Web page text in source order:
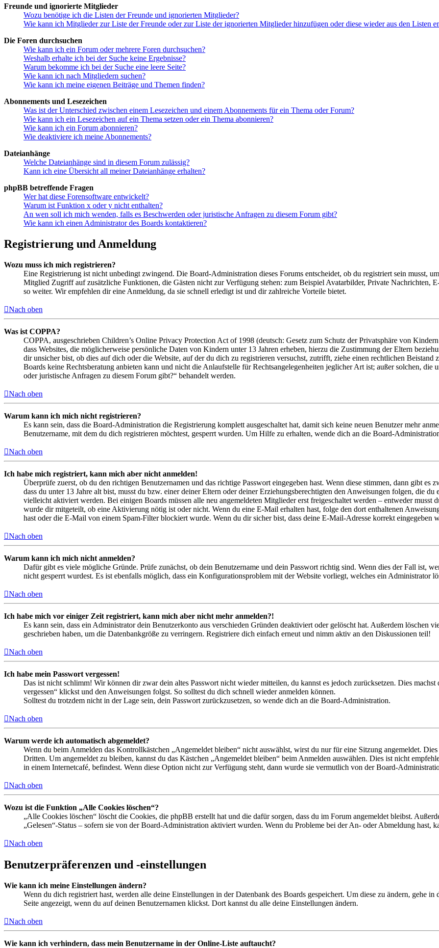
Freunde und ignorierte Mitglieder
Wozu benötige ich die Listen der Freunde und ignorierten Mitglieder?
Wie kann ich Mitglieder zur Liste der Freunde oder zur Liste der ignorierten Mitglieder hinzufügen oder diese wieder aus den Listen
Die Foren durchsuchen
Wie kann ich ein Forum oder mehrere Foren durchsuchen?
Weshalb erhalte ich bei der Suche keine Ergebnisse?
Warum bekomme ich bei der Suche eine leere Seite?
Wie kann ich nach Mitgliedern suchen?
Wie kann ich meine eigenen Beiträge und Themen finden?
Abonnements und Lesezeichen
Was ist der Unterschied zwischen einem Lesezeichen und einem Abonnements für ein Thema oder Forum?
Wie kann ich ein Lesezeichen auf ein Thema setzen oder ein Thema abonnieren?
Wie kann ich ein Forum abonnieren?
Wie deaktiviere ich meine Abonnements?
Dateianhänge
Welche Dateianhänge sind in diesem Forum zulässig?
Kann ich eine Übersicht all meiner Dateianhänge erhalten?
phpBB betreffende Fragen
Wer hat diese Forensoftware entwickelt?
Warum ist Funktion x oder y nicht enthalten?
An wen soll ich mich wenden, falls es Beschwerden oder juristische Anfragen zu diesem Forum gibt?
Wie kann ich einen Administrator des Boards kontaktieren?
Registrierung und Anmeldung
Wozu muss ich mich registrieren?
Eine Registrierung ist nicht unbedingt zwingend. Die Board-Administration dieses Forums entscheidet, ob du registriert sein musst,
Mitglied Zugriff auf zusätzliche Funktionen, die Gästen nicht zur Verfügung stehen: zum Beispiel Avatarbilder, Private Nachrichten,
so weiter. Wir empfehlen dir eine Anmeldung, da sie schnell erledigt ist und dir zahlreiche Vorteile bietet.
Nach oben
Was ist COPPA?
COPPA, ausgeschrieben Children’s Online Privacy Protection Act of 1998 (deutsch: Gesetz zum Schutz der Privatsphäre von
dass Websites, die möglicherweise persönliche Daten von Kindern unter 13 Jahren erheben, hierzu die Zustimmung der Eltern
dir unsicher bist, ob dies auf dich oder die Website, auf der du dich zu registrieren versuchst, zutrifft, ziehe einen rechtlichen
Boards keine Rechtsberatung anbieten kann und nicht die Anlaufstelle für Rechtsangelegenheiten jeglicher Art ist; außer solchen,
oder juristische Anfragen zu diesem Forum gibt?“ behandelt werden.
Nach oben
Warum kann ich mich nicht registrieren?
Es kann sein, dass die Board-Administration die Registrierung komplett ausgeschaltet hat, damit sich keine neuen Benutzer mehr
Benutzername, mit dem du dich registrieren möchtest, gesperrt wurden. Um Hilfe zu erhalten, wende dich an die Board-
Nach oben
Ich habe mich registriert, kann mich aber nicht anmelden!
Überprüfe zuerst, ob du den richtigen Benutzernamen und das richtige Passwort eingegeben hast. Wenn diese stimmen, dann gibt es
dass du unter 13 Jahre alt bist, musst du bzw. einer deiner Eltern oder deiner Erziehungsberechtigten den Anweisungen folgen, die
vielleicht aktiviert werden. Bei einigen Boards müssen alle neu angemeldeten Mitglieder erst freigeschaltet werden – entweder musst
wurde dir mitgeteilt, ob eine Aktivierung nötig ist oder nicht. Wenn du eine E-Mail erhalten hast, folge den dort enthaltenen
hast oder die E-Mail von einem Spam-Filter blockiert wurde. Wenn du dir sicher bist, dass deine E-Mail-Adresse korrekt eingegeben
Nach oben
Warum kann ich mich nicht anmelden?
Dafür gibt es viele mögliche Gründe. Prüfe zunächst, ob dein Benutzername und dein Passwort richtig sind. Wenn dies der Fall ist,
nicht gesperrt wurdest. Es ist ebenfalls möglich, dass ein Konfigurationsproblem mit der Website vorliegt, welches ein Administrator
Nach oben
Ich habe mich vor einiger Zeit registriert, kann mich aber nicht mehr anmelden?!
Es kann sein, dass ein Administrator dein Benutzerkonto aus verschieden Gründen deaktiviert oder gelöscht hat. Außerdem löschen
geschrieben haben, um die Datenbankgröße zu verringern. Registriere dich einfach erneut und nimm aktiv an den Diskussionen teil!
Nach oben
Ich habe mein Passwort vergessen!
Das ist nicht schlimm! Wir können dir zwar dein altes Passwort nicht wieder mitteilen, du kannst es jedoch zurücksetzen. Dies
vergessen“ klickst und den Anweisungen folgst. So solltest du dich schnell wieder anmelden können.
Solltest du trotzdem nicht in der Lage sein, dein Passwort zurückzusetzen, so wende dich an die Board-Administration.
Nach oben
Warum werde ich automatisch abgemeldet?
Wenn du beim Anmelden das Kontrollkästchen „Angemeldet bleiben“ nicht auswählst, wirst du nur für eine Sitzung angemeldet.
Dritten. Um angemeldet zu bleiben, kannst du das Kästchen „Angemeldet bleiben“ beim Anmelden auswählen. Dies ist nicht
in einem Internetcafé, befindest. Wenn diese Option nicht zur Verfügung steht, dann wurde sie vermutlich von der Board-
Nach oben
Wozu ist die Funktion „Alle Cookies löschen“?
„Alle Cookies löschen“ löscht die Cookies, die phpBB erstellt hat und die dafür sorgen, dass du im Forum angemeldet bleibst.
„Gelesen“-Status – sofern sie von der Board-Administration aktiviert wurden. Wenn du Probleme bei der An- oder Abmeldung hast,
Nach oben
Benutzerpräferenzen und -einstellungen
Wie kann ich meine Einstellungen ändern?
Wenn du dich registriert hast, werden alle deine Einstellungen in der Datenbank des Boards gespeichert. Um diese zu ändern, gehe
Seite angezeigt, wenn du auf deinen Benutzernamen klickst. Dort kannst du alle deine Einstellungen ändern.
Nach oben
Wie kann ich verhindern, dass mein Benutzername in der Online-Liste auftaucht?